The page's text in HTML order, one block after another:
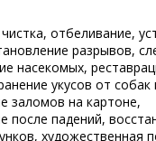
отбеливание,
разрывов,
насекомых,
укусов от собак
заломов на картоне,
после падений,
художественная